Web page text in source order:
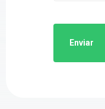
Enviar